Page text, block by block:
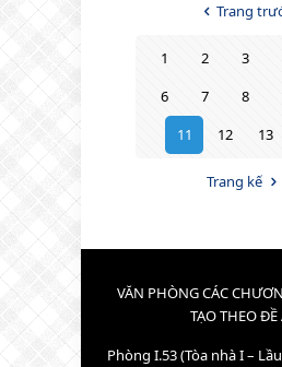
Trang
1 2 3
6
7 8
11
12 13
Trang kế
VĂN PHÒNG CÁC
TẠO THEO ĐỀ
Phòng I.53 (Tòa nhà I –